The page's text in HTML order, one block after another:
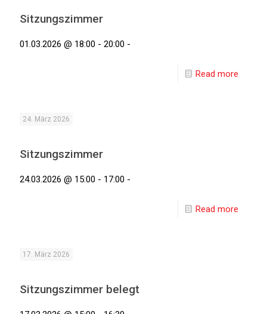
Sitzungszimmer
01.03.2026 @ 18:00 - 20:00 -
Read more
24. März 2026
Sitzungszimmer
24.03.2026 @ 15:00 - 17:00 -
Read more
17. März 2026
Sitzungszimmer belegt